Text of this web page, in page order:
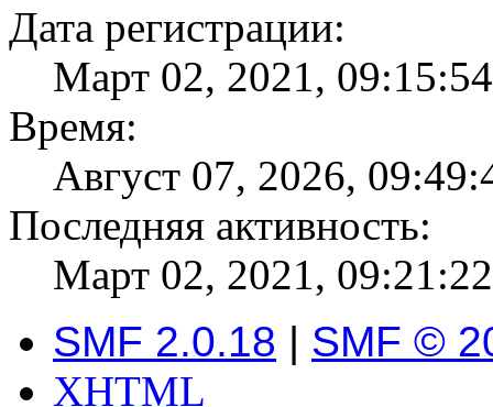
Дата регистрации:
Март 02, 2021,
Время:
Август 07, 2026,
Последняя активность:
Март 02, 2021,
SMF 2.0.18 | SMF ©
XHTML